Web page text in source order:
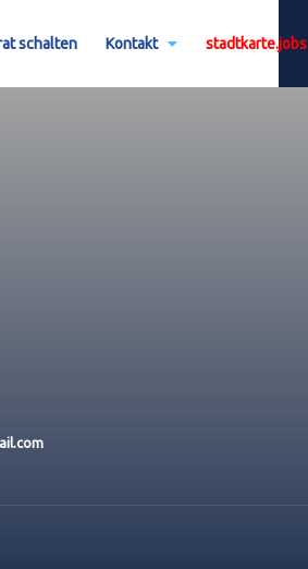
schalten Kontakt stadtkarte.jobs